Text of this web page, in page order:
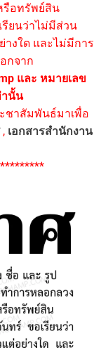
รือทรัพย์สิน
ยนว่าไม่มีส่วน
างใด และไม่มีการ
กจาก
และ หมายเลข
านั้น
ชาสัมพันธ์มาเพื่อ
, เอกสารสำนักงาน